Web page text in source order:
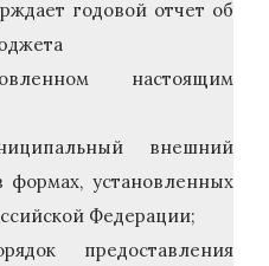
годовой отчет об
настоящим
внешний
установленных
Федерации;
предоставления